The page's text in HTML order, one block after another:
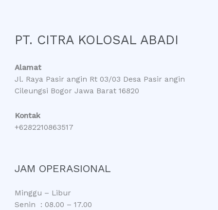
PT. CITRA KOLOSAL ABADI
Alamat
Jl. Raya Pasir angin Rt 03/03 Desa Pasir angin
Cileungsi Bogor Jawa Barat 16820
Kontak
+6282210863517
JAM OPERASIONAL
Minggu – Libur
Senin : 08.00 – 17.00